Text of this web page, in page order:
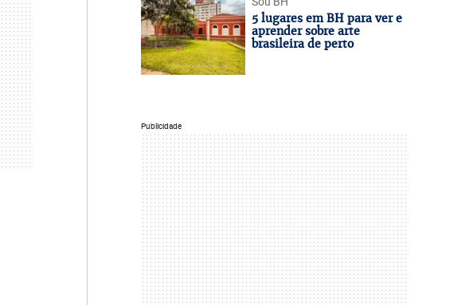
5 lugares em BH para ver e
aprender sobre arte
brasileira de perto
Publicidade